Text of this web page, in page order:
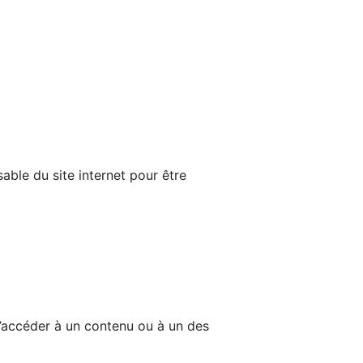
du site internet pour être
à un contenu ou à un des